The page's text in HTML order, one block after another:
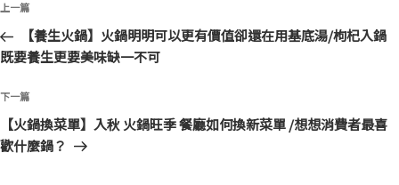
導
覽
上
一
篇
章
上一篇
【養生火鍋】火鍋明明可以更有價值卻還在用基底湯/枸杞入鍋
既要養生更要美味缺一不可
下
一
篇
下一篇
【火鍋換菜單】入秋 火鍋旺季 餐廳如何換新菜單 /想想消費者最喜
歡什麼鍋？